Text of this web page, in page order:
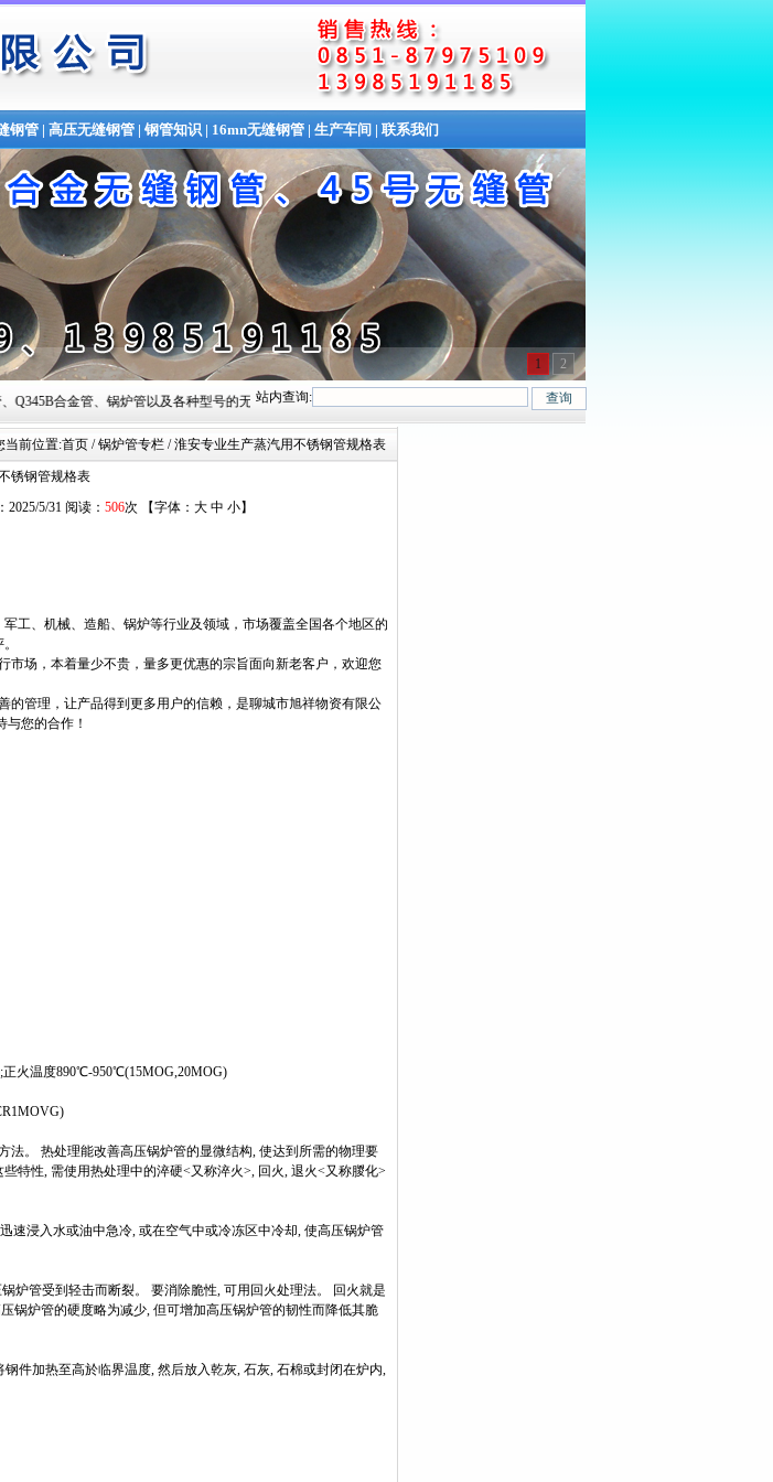
钢管| 高压无缝钢管| 钢管知识| 16mn无缝钢管| 生产车间 | 联系我们
1 2
合金管、锅炉管以及各种型号的无缝钢管,常备材质：20#、35#、45#、20G、40Cr、20Cr、16Mn-45Mn、27SiMn、Cr5Mo、
站内查询:
当前位置:首页 / 锅炉管专栏 / 淮安专业生产蒸汽用不锈钢管规格表
锈钢管规格表
5/31 阅读： 506次 【字体： 大 中 小】
工、机械、造船、锅炉等行业及领域，市场覆盖全国各个地区的
场，本着量少不贵，量多更优惠的宗旨面向新老客户，欢迎您
管理，让产品得到更多用户的信赖，是聊城市旭祥物资有限公
您的合作！
火温度890℃-950℃(15MOG,20MOG)
法。 热处理能改善高压锅炉管的显微结构, 使达到所需的物理要
特性, 需使用热处理中的淬硬<又称淬火>, 回火, 退火<又称朡化>
速浸入水或油中急冷, 或在空气中或冷冻区中冷却, 使高压锅炉管
炉管受到轻击而断裂。 要消除脆性, 可用回火处理法。 回火就是
锅炉管的硬度略为减少, 但可增加高压锅炉管的韧性而降低其脆
件加热至高於临界温度, 然后放入乾灰, 石灰, 石棉或封闭在炉内,